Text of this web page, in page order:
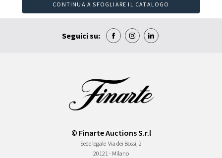
CONTINUA A SFOGLIARE IL CATALOGO
Seguici su:
© Finarte Auctions S.r.l
Sede legale Via dei Bossi, 2
20121 - Milano